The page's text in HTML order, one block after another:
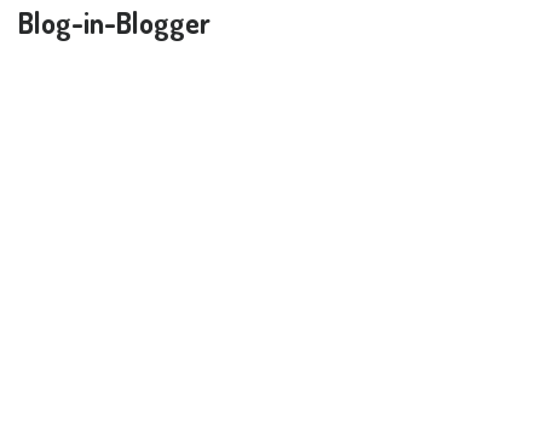
Blog-in-Blogger